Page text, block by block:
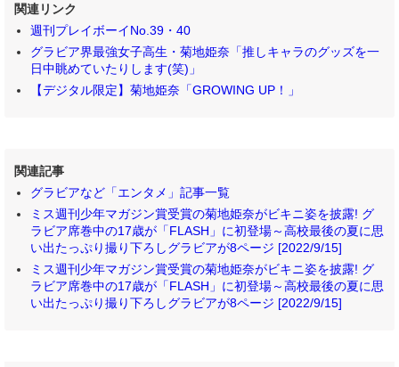
関連リンク
週刊プレイボーイNo.39・40
グラビア界最強女子高生・菊地姫奈「推しキャラのグッズを一
日中眺めていたりします(笑)」
【デジタル限定】菊地姫奈「GROWING UP！」
関連記事
グラビアなど「エンタメ」記事一覧
ミス週刊少年マガジン賞受賞の菊地姫奈がビキニ姿を披露! グ
ラビア席巻中の17歳が「FLASH」に初登場～高校最後の夏に思
い出たっぷり撮り下ろしグラビアが8ページ [2022/9/15]
ミス週刊少年マガジン賞受賞の菊地姫奈がビキニ姿を披露! グ
ラビア席巻中の17歳が「FLASH」に初登場～高校最後の夏に思
い出たっぷり撮り下ろしグラビアが8ページ [2022/9/15]